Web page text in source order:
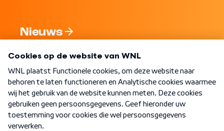
Nieuws
Nieuwsbrief
Word Lid